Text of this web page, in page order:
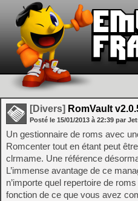
[Divers] RomVault
Posté le 15/01/2013 à 22:39 par
Un gestionnaire de roms avec
Romcenter tout en étant peut
clrmame. Une référence
L’immense avantage de ce
n’importe quel repertoire de
fonction de ce que vous avez